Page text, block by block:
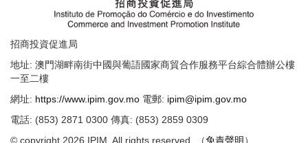
招商投資促進局
地址: 澳門湖畔南街中國與葡語國家商貿合作服務平台綜合體辦公樓
一至二樓
網址: https://www.ipim.gov.mo 電郵: ipim@ipim.gov.mo
電話: (853) 2871 0300 傳真: (853) 2859 0309
© copyright 2026 IPIM. All rights reserved. （免責聲明 ）